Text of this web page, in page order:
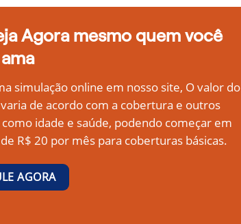
Agora mesmo quem você
simulação online em nosso site, O valor do
de acordo com a cobertura e outros
idade e saúde, podendo começar em
R$ 20 por mês para coberturas básicas.
AGORA